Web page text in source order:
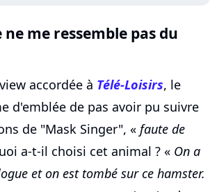
me ressemble pas du
accordée à Télé-Loisirs, le
d'emblée de pas avoir pu suivre
de "Mask Singer", « faute de
a-t-il choisi cet animal ? « On a
et on est tombé sur ce hamster.